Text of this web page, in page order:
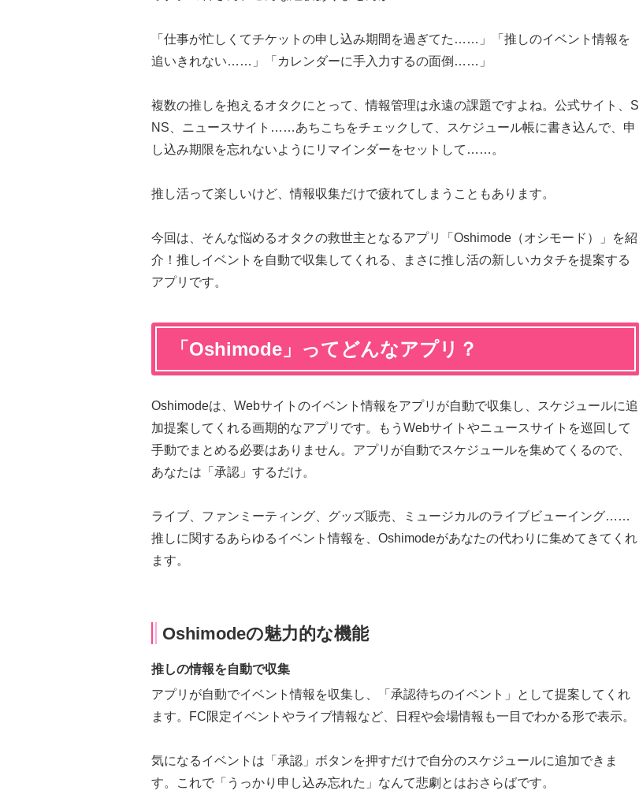
「仕事が忙しくてチケットの申し込み期間を過ぎてた……」「推しのイベント情報を
追いきれない……」「カレンダーに手入力するの面倒……」
複数の推しを抱えるオタクにとって、情報管理は永遠の課題ですよね。公式サイト、S
NS、ニュースサイト……あちこちをチェックして、スケジュール帳に書き込んで、申
し込み期限を忘れないようにリマインダーをセットして……。
推し活って楽しいけど、情報収集だけで疲れてしまうこともあります。
今回は、そんな悩めるオタクの救世主となるアプリ「Oshimode（オシモード）」を紹
介！推しイベントを自動で収集してくれる、まさに推し活の新しいカタチを提案する
アプリです。
「Oshimode」ってどんなアプリ？
Oshimodeは、Webサイトのイベント情報をアプリが自動で収集し、スケジュールに追
加提案してくれる画期的なアプリです。もうWebサイトやニュースサイトを巡回して
手動でまとめる必要はありません。アプリが自動でスケジュールを集めてくるので、
あなたは「承認」するだけ。
ライブ、ファンミーティング、グッズ販売、ミュージカルのライブビューイング……
推しに関するあらゆるイベント情報を、Oshimodeがあなたの代わりに集めてきてくれ
ます。
Oshimodeの魅力的な機能
推しの情報を自動で収集
アプリが自動でイベント情報を収集し、「承認待ちのイベント」として提案してくれ
ます。FC限定イベントやライブ情報など、日程や会場情報も一目でわかる形で表示。
気になるイベントは「承認」ボタンを押すだけで自分のスケジュールに追加できま
す。これで「うっかり申し込み忘れた」なんて悲劇とはおさらばです。